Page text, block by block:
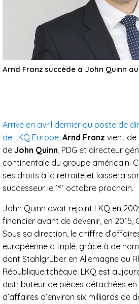
Arnd Franz succède à John Quinn
Arrivé en avril dernier au poste de
de LKQ Europe, Arnd Franz vient de
de John Quinn, PDG et directeur
continentale du groupe américain.
ses droits à la retraite et laissera
successeur le 1er octobre prochain.
John Quinn avait rejoint LKQ en
financier avant de devenir, en 2015,
Sous sa direction, le chiffre
européenne a triplé, grâce à de
dont Stahlgruber en Allemagne ou
République tchèque. LKQ est
distributeur de pièces détachées
d’affaires d’environ six milliards de